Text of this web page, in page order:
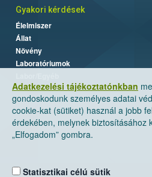
Adatkezelési tájékoztatónkban
gondoskodunk személyes adatai
cookie-kat (sütiket) használ a jobb
érdekében, melynek biztosításához
„Elfogadom” gombra.
Statisztikai célú sütik
Gyakori kérdések
Élelmiszer
Állat
Növény
Laboratóriumok